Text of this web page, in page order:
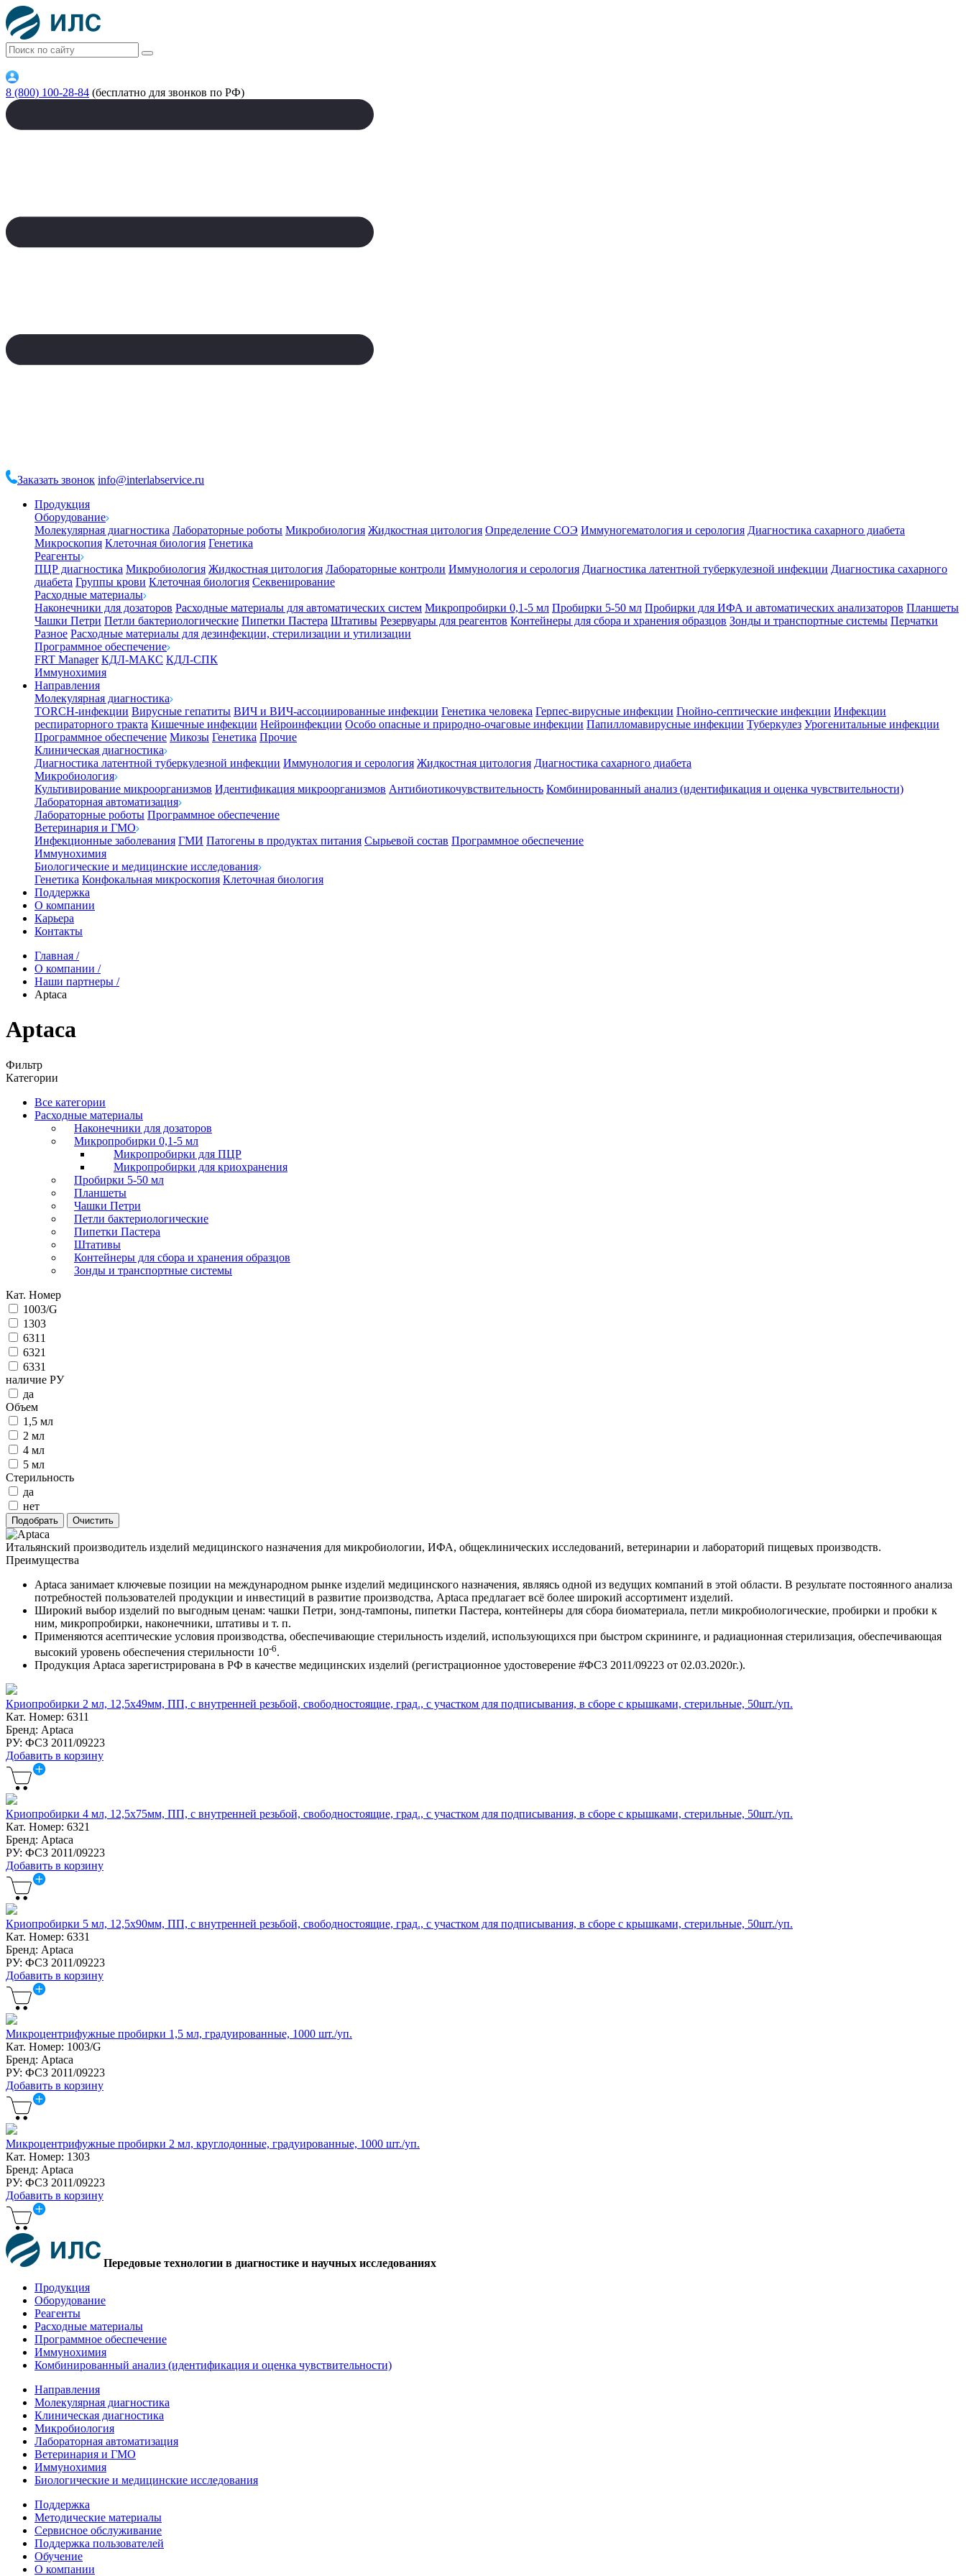
8 (800) 100-28-84 (бесплатно для звонков по РФ)
Заказать звонок info@interlabservice.ru
Продукция
Оборудование
Молекулярная диагностика Лабораторные роботы Микробиология Жидкостная цитология Определение СОЭ Иммуногематология и серология Диагностика сахарного диабета
Микроскопия Клеточная биология Генетика
Реагенты
ПЦР диагностика Микробиология Жидкостная цитология Лабораторные контроли Иммунология и серология Диагностика латентной туберкулезной инфекции Диагностика сахарного
диабета Группы крови Клеточная биология Секвенирование
Расходные материалы
Наконечники для дозаторов Расходные материалы для автоматических систем Микропробирки 0,1-5 мл Пробирки 5-50 мл Пробирки для ИФА и автоматических анализаторов Планшеты
Чашки Петри Петли бактериологические Пипетки Пастера Штативы Резервуары для реагентов Контейнеры для сбора и хранения образцов Зонды и транспортные системы Перчатки
Разное Расходные материалы для дезинфекции, стерилизации и утилизации
Программное обеспечение
FRT Manager КДЛ-МАКС КДЛ-СПК
Иммунохимия
Направления
Молекулярная диагностика
TORCH-инфекции Вирусные гепатиты ВИЧ и ВИЧ-ассоциированные инфекции Генетика человека Герпес-вирусные инфекции Гнойно-септические инфекции Инфекции
респираторного тракта Кишечные инфекции Нейроинфекции Особо опасные и природно-очаговые инфекции Папилломавирусные инфекции Туберкулез Урогенитальные инфекции
Программное обеспечение Микозы Генетика Прочие
Клиническая диагностика
Диагностика латентной туберкулезной инфекции Иммунология и серология Жидкостная цитология Диагностика сахарного диабета
Микробиология
Культивирование микроорганизмов Идентификация микроорганизмов Антибиотикочувствительность Комбинированный анализ (идентификация и оценка чувствительности)
Лабораторная автоматизация
Лабораторные роботы Программное обеспечение
Ветеринария и ГМО
Инфекционные заболевания ГМИ Патогены в продуктах питания Сырьевой состав Программное обеспечение
Иммунохимия
Биологические и медицинские исследования
Генетика Конфокальная микроскопия Клеточная биология
Поддержка
О компании
Карьера
Контакты
Главная /
О компании /
Наши партнеры /
Aptaca
Aptaca
Фильтр
Категории
Все категории
Расходные материалы
Наконечники для дозаторов
Микропробирки 0,1-5 мл
Микропробирки для ПЦР
Микропробирки для криохранения
Пробирки 5-50 мл
Планшеты
Чашки Петри
Петли бактериологические
Пипетки Пастера
Штативы
Контейнеры для сбора и хранения образцов
Зонды и транспортные системы
Кат. Номер
1003/G
1303
6311
6321
6331
наличие РУ
да
Объем
1,5 мл
2 мл
4 мл
5 мл
Стерильность
да
нет
Итальянский производитель изделий медицинского назначения для микробиологии, ИФА, общеклинических исследований, ветеринарии и лабораторий пищевых производств.
Преимущества
Aptaca занимает ключевые позиции на международном рынке изделий медицинского назначения, являясь одной из ведущих компаний в этой области. В результате постоянного анализа
потребностей пользователей продукции и инвестиций в развитие производства, Aptaca предлагает всё более широкий ассортимент изделий.
Широкий выбор изделий по выгодным ценам: чашки Петри, зонд-тампоны, пипетки Пастера, контейнеры для сбора биоматериала, петли микробиологические, пробирки и пробки к
ним, микропробирки, наконечники, штативы и т. п.
Применяются асептические условия производства, обеспечивающие стерильность изделий, использующихся при быстром скрининге, и радиационная стерилизация, обеспечивающая
высокий уровень обеспечения стерильности 10-6.
Продукция Aptaca зарегистрирована в РФ в качестве медицинских изделий (регистрационное удостоверение #ФСЗ 2011/09223 от 02.03.2020г.).
Криопробирки 2 мл, 12,5x49мм, ПП, с внутренней резьбой, свободностоящие, град., с участком для подписывания, в сборе с крышками, стерильные, 50шт./уп.
Кат. Номер: 6311
Бренд: Aptaca
РУ: ФСЗ 2011/09223
Добавить в корзину
Криопробирки 4 мл, 12,5x75мм, ПП, с внутренней резьбой, свободностоящие, град., с участком для подписывания, в сборе с крышками, стерильные, 50шт./уп.
Кат. Номер: 6321
Бренд: Aptaca
РУ: ФСЗ 2011/09223
Добавить в корзину
Криопробирки 5 мл, 12,5x90мм, ПП, с внутренней резьбой, свободностоящие, град., с участком для подписывания, в сборе с крышками, стерильные, 50шт./уп.
Кат. Номер: 6331
Бренд: Aptaca
РУ: ФСЗ 2011/09223
Добавить в корзину
Микроцентрифужные пробирки 1,5 мл, градуированные, 1000 шт./уп.
Кат. Номер: 1003/G
Бренд: Aptaca
РУ: ФСЗ 2011/09223
Добавить в корзину
Микроцентрифужные пробирки 2 мл, круглодонные, градуированные, 1000 шт./уп.
Кат. Номер: 1303
Бренд: Aptaca
РУ: ФСЗ 2011/09223
Добавить в корзину
Передовые технологии в диагностике и научных исследованиях
Продукция
Оборудование
Реагенты
Расходные материалы
Программное обеспечение
Иммунохимия
Комбинированный анализ (идентификация и оценка чувствительности)
Направления
Молекулярная диагностика
Клиническая диагностика
Микробиология
Лабораторная автоматизация
Ветеринария и ГМО
Иммунохимия
Биологические и медицинские исследования
Поддержка
Методические материалы
Сервисное обслуживание
Поддержка пользователей
Обучение
О компании